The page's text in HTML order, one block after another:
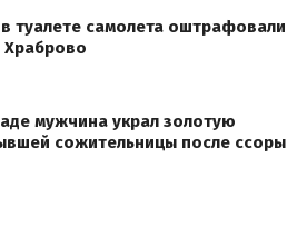
туалете самолета оштрафовали
Храброво
мужчина украл золотую
сожительницы после ссоры